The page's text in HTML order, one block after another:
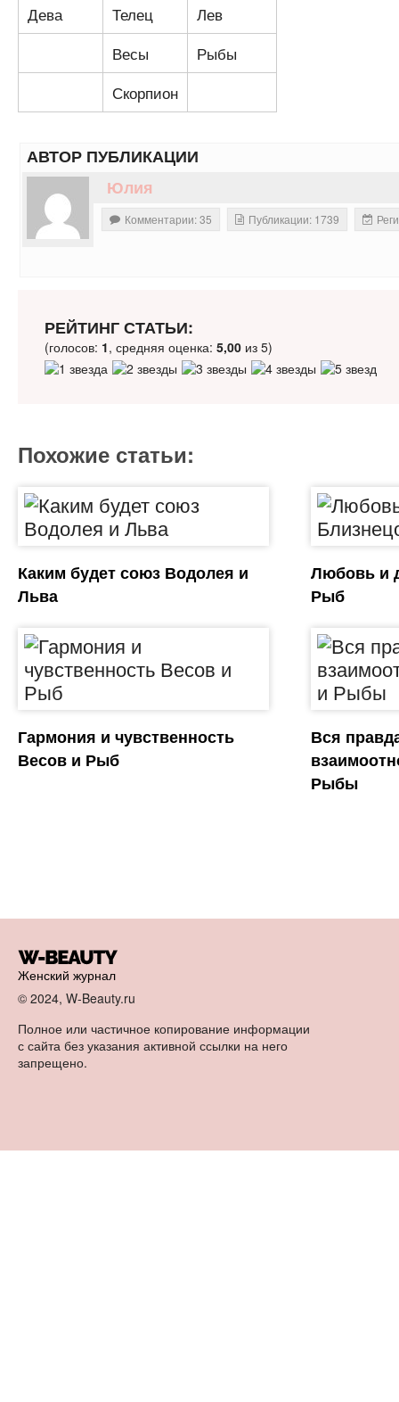
Дева
Телец
Лев
Весы
Рыбы
Скорпион
АВТОР ПУБЛИКАЦИИ
Юлия
Комментарии: 35 Публикации: 1739
РЕЙТИНГ СТАТЬИ:
(голосов: 1, средняя оценка: 5,00из 5)
Похожие статьи:
Каким будет союз Водолея и
Льва
Любовь и
Рыб
Гармония и чувственность
Весов и Рыб
Вся
Рыбы
Женский журнал
© 2024, W-Beauty.ru
Полное или частичное копирование информации
с сайта без указания активной ссылки на него
запрещено.